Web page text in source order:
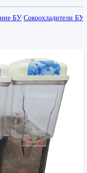
БУ/Сокоохладители БУ